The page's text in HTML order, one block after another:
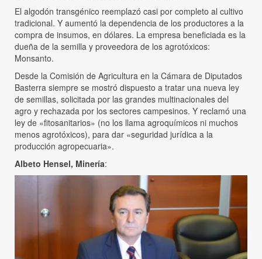
El algodón transgénico reemplazó casi por completo al cultivo
tradicional. Y aumentó la dependencia de los productores a la
compra de insumos, en dólares. La empresa beneficiada es la
dueña de la semilla y proveedora de los agrotóxicos:
Monsanto.
Desde la Comisión de Agricultura en la Cámara de Diputados
Basterra siempre se mostró dispuesto a tratar una nueva ley
de semillas, solicitada por las grandes multinacionales del
agro y rechazada por los sectores campesinos. Y reclamó una
ley de «fitosanitarios» (no los llama agroquímicos ni muchos
menos agrotóxicos), para dar «seguridad jurídica a la
producción agropecuaria».
Albeto Hensel, Minería: